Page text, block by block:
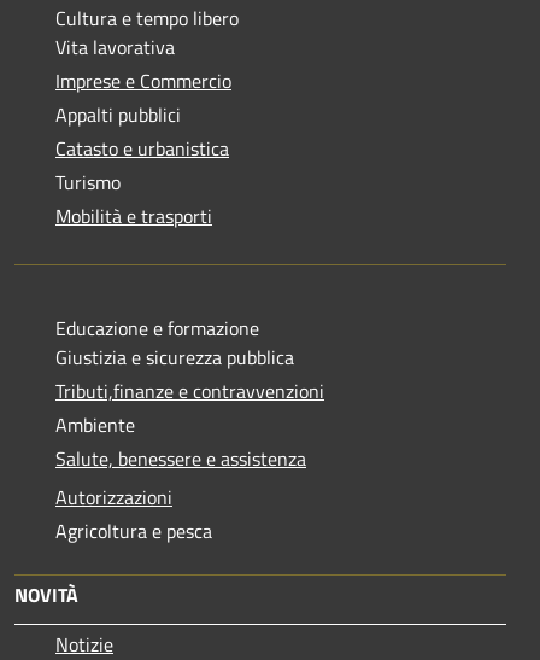
Cultura e tempo libero
Vita lavorativa
Imprese e Commercio
Appalti pubblici
Catasto e urbanistica
Turismo
Mobilità e trasporti
Educazione e formazione
Giustizia e sicurezza pubblica
Tributi,finanze e contravvenzioni
Ambiente
Salute, benessere e assistenza
Autorizzazioni
Agricoltura e pesca
NOVITÀ
Notizie